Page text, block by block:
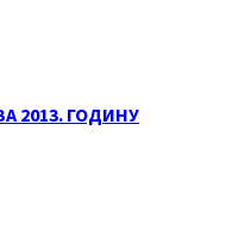
2013. ГОДИНУ